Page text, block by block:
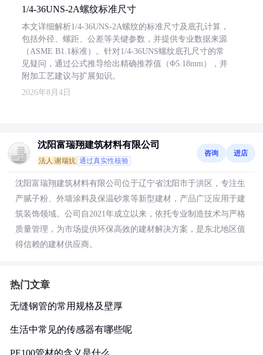
1/4-36UNS-2A螺纹标准尺寸
本文详细解析1/4-36UNS-2A螺纹的标准尺寸及底孔计算，
包括外径、螺距、公差等关键参数，并提供专业数据来源
（ASME B1.1标准）。针对1/4-36UNS螺纹底孔尺寸的常
见疑问，通过公式推导给出精确推荐值（Φ5.18mm），并
附加工艺建议与扩展知识。
2026年8月4日
沈阳富瑞翔建筑材料有限公司
法人:谢瑞抗 通过真实性核验
咨询 进店
沈阳富瑞翔建筑材料有限公司位于辽宁省沈阳市于洪区，专注生
产腻子粉、外墙涂料及保温砂浆等新型建材，产品广泛应用于建
筑装饰领域。公司自2021年成立以来，依托专业制造技术与严格
质量管理，为市场提供环保高效的建材解决方案，是东北地区值
得信赖的建材供应商。
热门文章
无缝钢管的常用规格及壁厚
生活中常见的传感器有哪些呢
PE100管材的含义是什么